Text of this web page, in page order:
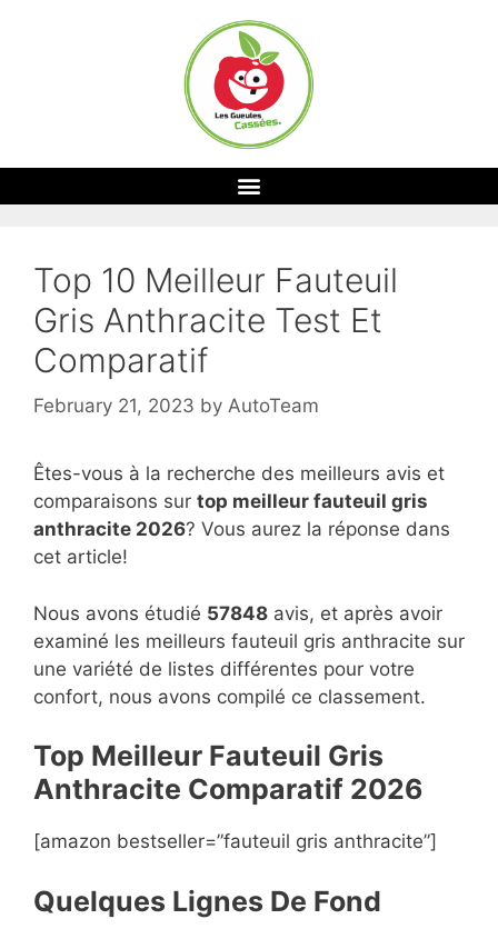
Top 10 Meilleur Fauteuil
Gris Anthracite Test Et
Comparatif
February 21, 2023 by AutoTeam
Êtes-vous à la recherche des meilleurs avis et
comparaisons sur top meilleur fauteuil gris
anthracite 2026? Vous aurez la réponse dans
cet article!
Nous avons étudié 57848 avis, et après avoir
examiné les meilleurs fauteuil gris anthracite sur
une variété de listes différentes pour votre
confort, nous avons compilé ce classement.
Top Meilleur Fauteuil Gris
Anthracite Comparatif 2026
[amazon bestseller=”fauteuil gris anthracite”]
Quelques Lignes De Fond